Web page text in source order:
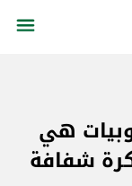
هي
شفافة